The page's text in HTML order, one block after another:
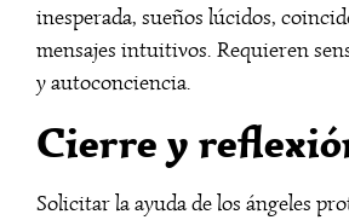
inesperada, sueños lúcidos,
mensajes intuitivos. Requieren
y autoconciencia.
Cierre y
Solicitar la ayuda de los ángeles